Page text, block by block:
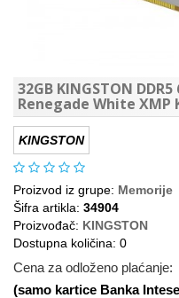
32GB KINGSTON
Renegade White XMP
KINGSTON
Proizvod iz grupe: Memorije
Šifra artikla: 34904
Proizvođač: KINGSTON
Dostupna količina: 0
Cena za odloženo plaćanje:
(samo kartice Banka